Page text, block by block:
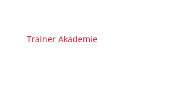
Trainer Akademie